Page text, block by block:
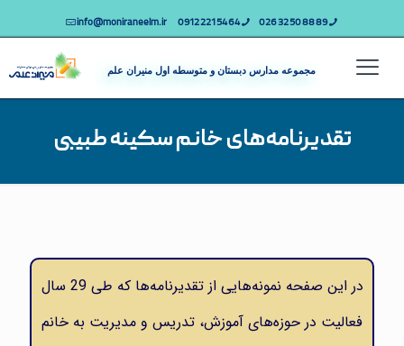
89 88 50 32 026
64 54 221 0912
info@moniraneelm.ir
مجموعه مدارس دبستان و متوسطه اول منیران علم
تقدیرنامه‌های خانم سکینه طبیبی
در این صفحه نمونه‌هایی از تقدیرنامه‌ها که طی 29 سال‌
فعالیت در حوزه‌های آموزش، تدریس و مدیریت به خانم